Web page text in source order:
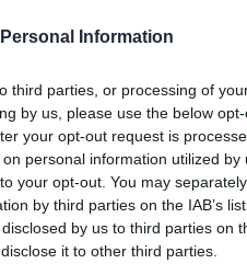
Information
third parties, or processing of
by us, please use the below
your opt-out request is
personal information utilized by
your opt-out. You may
by third parties on the IAB’s
by us to third parties on
it to other third parties.